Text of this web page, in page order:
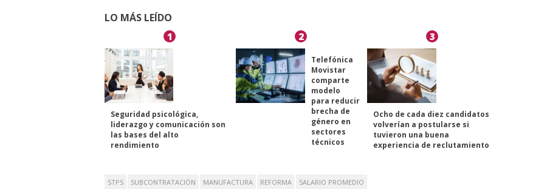
LO MÁS LEÍDO
1
Seguridad psicológica,
liderazgo y comunicación son
las bases del alto
rendimiento
2
Telefónica
Movistar
comparte
modelo
para reducir
brecha de
género en
sectores
técnicos
3
Ocho de cada diez candidatos
volverían a postularse si
tuvieron una buena
experiencia de reclutamiento
STPS SUBCONTRATACIÓN MANUFACTURA REFORMA SALARIO PROMEDIO